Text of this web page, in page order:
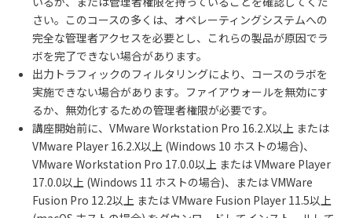
さい。このコースの多くは、オペレーティングシステムへの
完全な管理者アクセスを必要とし、これらの製品が原因でラ
ボを完了できない場合があります。
出力トラフィックのフィルタリングにより、コースのラボを
実施できない場合があります。ファイアウォールを無効にす
るか、無効化するための管理者権限が必要です。
講座開始前に、 VMware Workstation Pro 16.2.X以上 または
VMware Player 16.2.X以上 (Windows 10 ホストの場合)、
VMware Workstation Pro 17.0.0以上 またはVMware Player
17.0.0以上 (Windows 11 ホストの場合)、またはVMWare
Fusion Pro 12.2以上 またはVMware Fusion Player 11.5以上